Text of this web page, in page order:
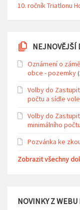
10. ročník Triatlonu
NEJNOVĚJŠÍ
Oznámení o
obce - pozemky
Volby do
počtu a sídle
Volby do
minimálního
Pozvánka ke
Zobrazit všechny
NOVINKY Z WEBU